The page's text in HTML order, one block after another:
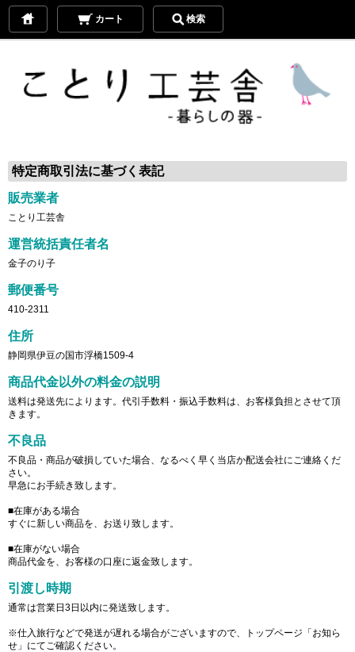
カート 検索
特定商取引法に基づく表記
販売業者
ことり工芸舎
運営統括責任者名
金子のり子
郵便番号
410-2311
住所
静岡県伊豆の国市浮橋1509-4
商品代金以外の料金の説明
送料は発送先によります。代引手数料・振込手数料は、お客様負担とさせて頂
きます。
不良品
不良品・商品が破損していた場合、なるべく早く当店か配送会社にご連絡くだ
さい。
早急にお手続き致します。
■在庫がある場合
すぐに新しい商品を、お送り致します。
■在庫がない場合
商品代金を、お客様の口座に返金致します。
引渡し時期
通常は営業日3日以内に発送致します。
※仕入旅行などで発送が遅れる場合がございますので、トップページ「お知ら
せ」にてご確認ください。